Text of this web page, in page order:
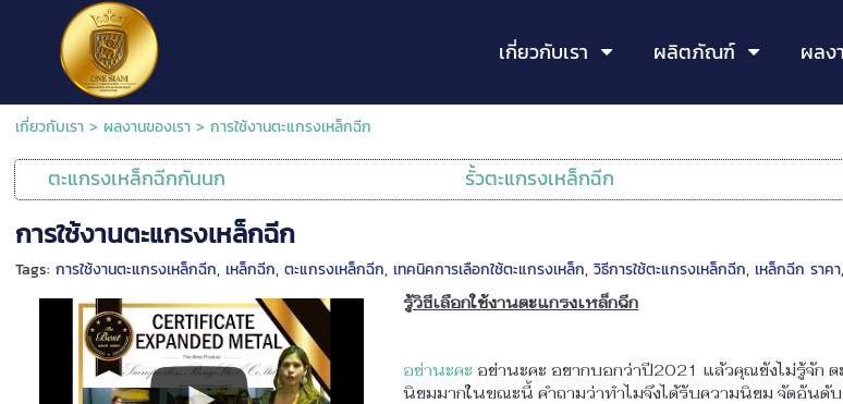
เกี่ยวกับเรา ผลิตภัณฑ์ ผลง
เกี่ยวกับเรา> ผลงานของเรา> การใช้งานตะแกรงเหล็กฉีก
ตะแกรงเหล็กฉีกกันนก รั้วตะแกรงเหล็กฉีก
การใช้งานตะแกรงเหล็กฉีก
Tags: การใช้งานตะแกรงเหล็กฉีก, เหล็กฉีก, ตะแกรงเหล็กฉีก, เทคนิคการเลือกใช้ตะแกรงเหล็ก, วิธีการใช้ตะแกรงเหล็กฉีก, เหล็กฉีก ราคา,
รู้วิธีเลือกใช้งานตะแกรงเหล็กฉีก
อย่านะคะ อย่านะคะ อยากบอกว่าปี2021 แล้วคุณยังไม่รู้จัก ต
นิยมมากในขณะนี้ คำถามว่าทำไมจึงได้รับความนิยม จัดอันดั